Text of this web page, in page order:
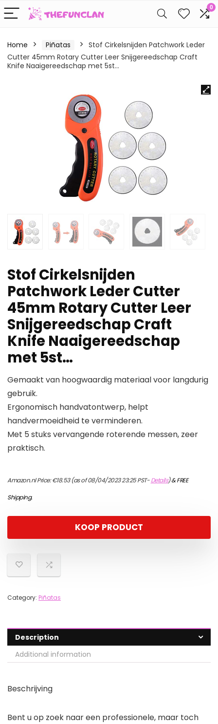
0
Home Piñatas
Stof Cirkelsnijden Patchwork Leder
Cutter 45mm Rotary Cutter Leer Snijgereedschap Craft
Knife Naaigereedschap met 5st…
Stof Cirkelsnijden
Patchwork Leder Cutter
45mm Rotary Cutter Leer
Snijgereedschap Craft
Knife Naaigereedschap
met 5st…
Gemaakt van hoogwaardig materiaal voor langdurig
gebruik.
Ergonomisch handvatontwerp, helpt
handvermoeidheid te verminderen.
Met 5 stuks vervangende roterende messen, zeer
praktisch.
Amazon.nl Price:€18.53(as of 08/04/2023 23:25 PST-Details)&FREE
Shipping.
KOOP PRODUCT
Category: Piñatas
Description
Additional information
Beschrijving
Bent u op zoek naar een professionele, maar toch